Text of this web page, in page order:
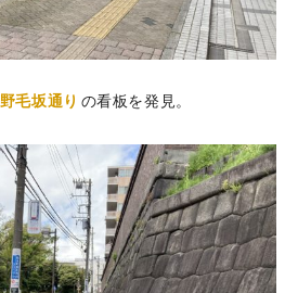
野毛坂通り の看板を発見。